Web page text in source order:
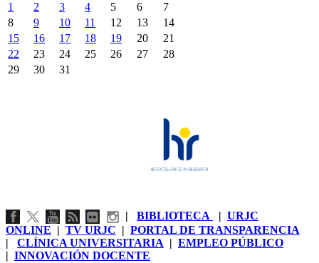
1
2 3 4 5 6
7
8
9 10 11 12 13
14
15
16 17 18 19 20
21
22
23 24 25 26 27
28
29
30 31
| BIBLIOTECA | URJC
ONLINE | TV URJC | PORTAL DE TRANSPARENCIA
| CLÍNICA UNIVERSITARIA | EMPLEO PÚBLICO
| INNOVACIÓN DOCENTE